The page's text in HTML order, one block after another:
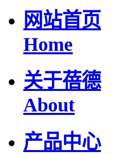
网站首页
Home
关于蓓德
About
产品中心